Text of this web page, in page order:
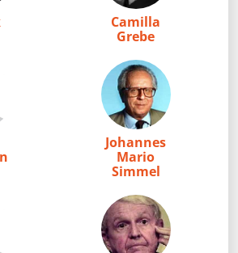
Camilla
Grebe
Johannes
Mario
Simmel